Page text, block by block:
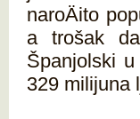
naroÄito
a trošak
Španjolski
329 milijuna